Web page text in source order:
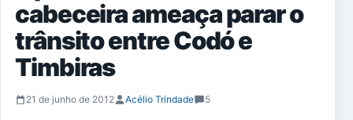
cabeceira ameaça parar o
trânsito entre Codó e
Timbiras
21 de junho de 2012 Acélio Trindade 5